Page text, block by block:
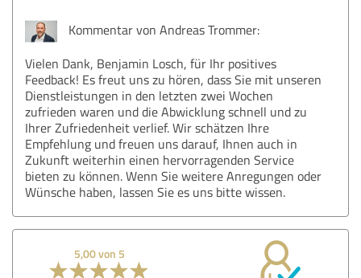
Kommentar von Andreas Trommer:
Vielen Dank, Benjamin Losch, für Ihr positives
Feedback! Es freut uns zu hören, dass Sie mit unseren
Dienstleistungen in den letzten zwei Wochen
zufrieden waren und die Abwicklung schnell und zu
Ihrer Zufriedenheit verlief. Wir schätzen Ihre
Empfehlung und freuen uns darauf, Ihnen auch in
Zukunft weiterhin einen hervorragenden Service
bieten zu können. Wenn Sie weitere Anregungen oder
Wünsche haben, lassen Sie es uns bitte wissen.
5,00 von 5